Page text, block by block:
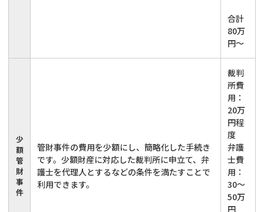
合計
80万
円～
少
額
管
財
事
件
管財事件の費用を少額にし、簡略化した手続き
です。少額財産に対応した裁判所に申立て、弁
護士を代理人とするなどの条件を満たすことで
利用できます。
裁判
所費
用：
20万
円程
度
弁護
士費
用：
30～
50万
円